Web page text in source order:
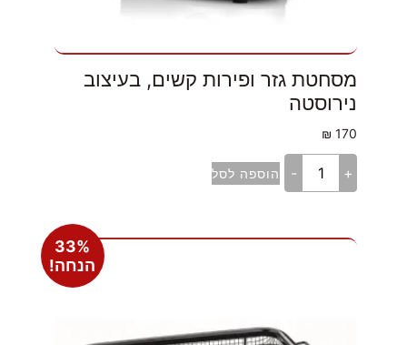
מסחטת גזר ופירות קשים, בעיצוב
נירוסטה
170
₪
+
- הוספה לסל
33%
הנחה!